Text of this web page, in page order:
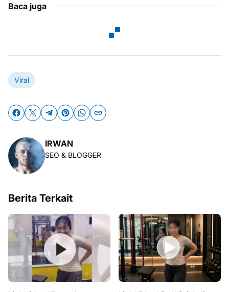
Baca juga
Viral
IRWAN
SEO & BLOGGER
Berita Terkait